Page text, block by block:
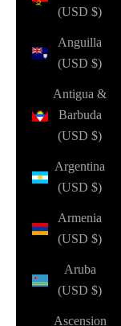
(USD $)
Anguilla
(USD $)
Antigua &
Barbuda
(USD $)
Argentina
(USD $)
Armenia
(USD $)
Aruba
(USD $)
Ascension